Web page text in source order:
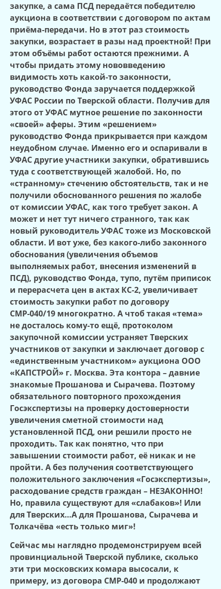
закупке, а сама ПСД передаётся победителю
аукциона в соответствии с договором по актам
приёма-передачи. Но в этот раз стоимость
закупки, возрастает в разы над проектной! При
этом объёмы работ остаются прежними. А
чтобы придать этому нововведению
видимость хоть какой-то законности,
руководство Фонда заручается поддержкой
УФАС России по Тверской области. Получив для
этого от УФАС мутное решение по законности
«своей» аферы. Этим «решением»
руководство Фонда прикрывается при каждом
неудобном случае. Именно его и оспаривали в
УФАС другие участники закупки, обратившись
туда с соответствующей жалобой. Но, по
«странному» стечению обстоятельств, так и не
получили обоснованного решения по жалобе
от комиссии УФАС, как того требует закон. А
может и нет тут ничего странного, так как
новый руководитель УФАС тоже из Московской
области. И вот уже, без какого-либо законного
обоснования (увеличения объемов
выполняемых работ, внесения изменений в
ПСД), руководство Фонда, тупо, путём приписок
и перерасчета цен в актах КС-2, увеличивает
стоимость закупки работ по договору
СМР-040/19 многократно. А чтоб такая «тема»
не досталось кому-то ещё, протоколом
закупочной комиссии устраняет Тверских
участников от закупки и заключает договор с
«единственным участником» аукциона ООО
«КАПСТРОЙ» г. Москва. Эта контора – давние
знакомые Прошанова и Сырачева. Поэтому
обязательного повторного прохождения
Госэкспертизы на проверку достоверности
увеличения сметной стоимости над
установленной ПСД, они решили просто не
проходить. Так как понятно, что при
завышении стоимости работ, её никак и не
пройти. А без получения соответствующего
положительного заключения «Госэкспертизы»,
расходование средств граждан – НЕЗАКОННО!
Но, правила существуют для «слабаков»! Или
для Тверских…А для Прошанова, Сырачева и
Толкачёва «есть только миг»!
Сейчас мы наглядно продемонстрируем всей
провинциальной Тверской публике, сколько
эти три московских комара высосали, к
примеру, из договора СМР-040 и продолжают